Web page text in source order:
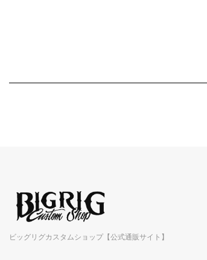
ビッグリグカスタムショップ【公式通販サイト】